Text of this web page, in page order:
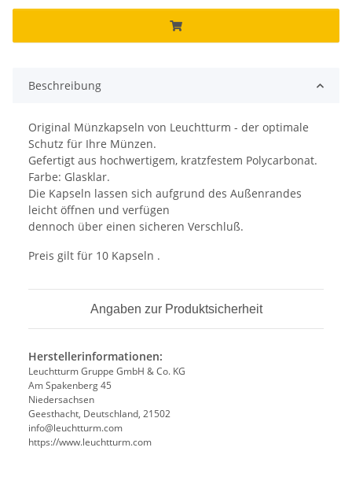
Beschreibung
Original Münzkapseln von Leuchtturm - der optimale
Schutz für Ihre Münzen.
Gefertigt aus hochwertigem, kratzfestem Polycarbonat.
Farbe: Glasklar.
Die Kapseln lassen sich aufgrund des Außenrandes
leicht öffnen und verfügen
dennoch über einen sicheren Verschluß.
Preis gilt für 10 Kapseln .
Angaben zur Produktsicherheit
Herstellerinformationen:
Leuchtturm Gruppe GmbH & Co. KG
Am Spakenberg 45
Niedersachsen
Geesthacht, Deutschland, 21502
info@leuchtturm.com
https://www.leuchtturm.com